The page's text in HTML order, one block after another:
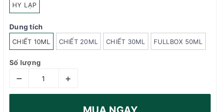
HY LẠP
Dung tích
CHIẾT 10ML CHIẾT 20ML CHIẾT 30ML FULLBOX 50ML
Số lượng
– +